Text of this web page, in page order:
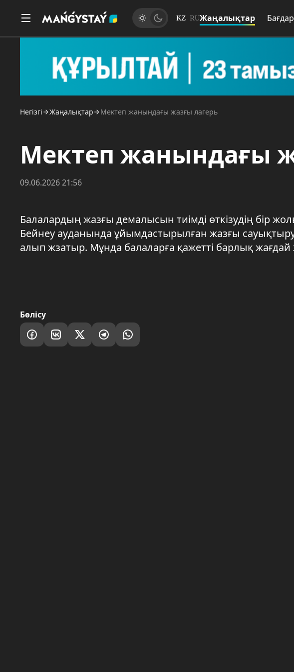
KZ RUЖаңалықтар
Негізгі Жаңалықтар Мектеп жанындағы жазғы лагерь
Мектеп жанындағы
09.06.2026 21:56
Балалардың жазғы демалысын тиімді өткізудің бір
Бейнеу ауданында ұйымдастырылған жазғы
алып жзатыр. Мұнда балаларға қажетті барлық жағдай
Бөлісу